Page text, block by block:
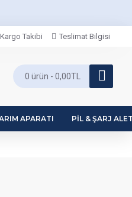
Kargo Takibi Teslimat Bilgisi
0 ürün - 0,00TL
APARATI PIL & ŞARJ